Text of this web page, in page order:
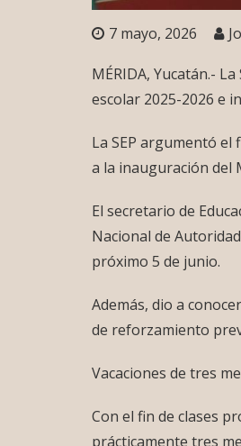
7 mayo, 2026
MÉRIDA, Yucatán.-
escolar 2025-2026 e
La SEP argumentó
a la inauguración del
El secretario de
Nacional de
próximo 5 de junio.
Además, dio a
de reforzamiento
Vacaciones de tres
Con el fin de clases
prácticamente tres